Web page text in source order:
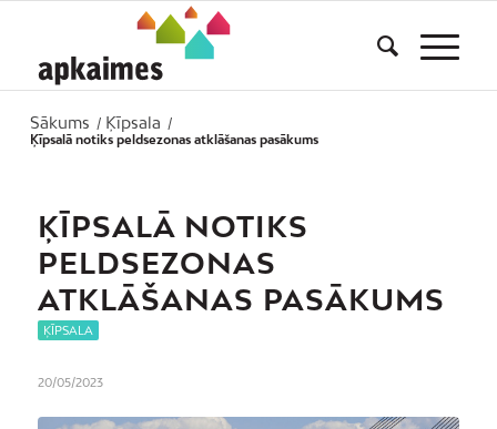
Sākums / Ķīpsala
/
Ķīpsalā notiks peldsezonas atklāšanas pasākums
ĶĪPSALĀ NOTIKS
PELDSEZONAS
ATKLĀŠANAS PASĀKUMS
ĶĪPSALA
20/05/2023